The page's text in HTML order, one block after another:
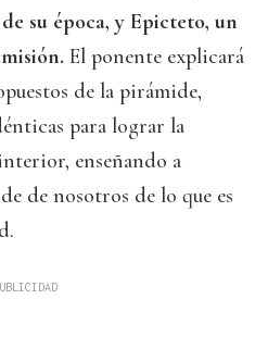
su época, y Epicteto, un
El ponente explicará
de la pirámide,
para lograr la
enseñando a
de nosotros de lo que es